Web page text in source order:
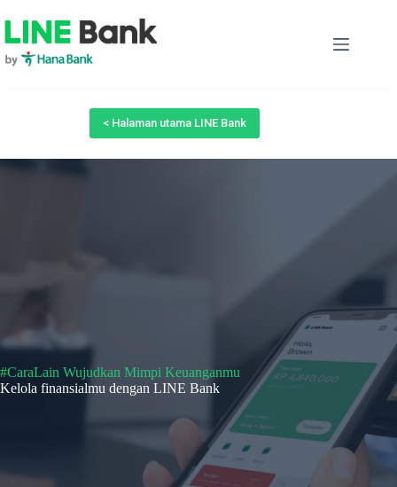
to
content
< Halaman utama LINE Bank
#CaraLain Wujudkan Mimpi Keuanganmu
Kelola finansialmu dengan LINE Bank